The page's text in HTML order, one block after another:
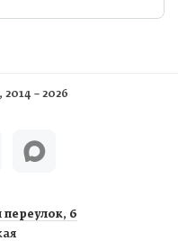
, 2014 – 2026
6